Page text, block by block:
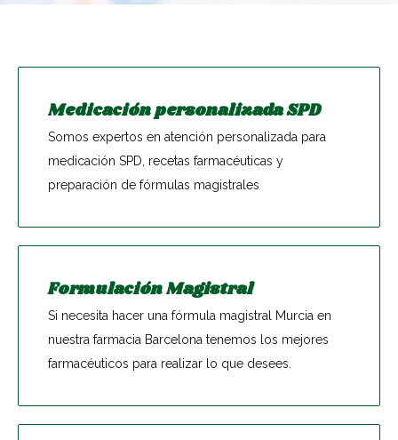
Medicación personalizada SPD
Somos expertos en atención personalizada para
medicación SPD, recetas farmacéuticas y
preparación de fórmulas magistrales
Formulación Magistral
Si necesita hacer una fórmula magistral Murcia en
nuestra farmacia Barcelona tenemos los mejores
farmacéuticos para realizar lo que desees.